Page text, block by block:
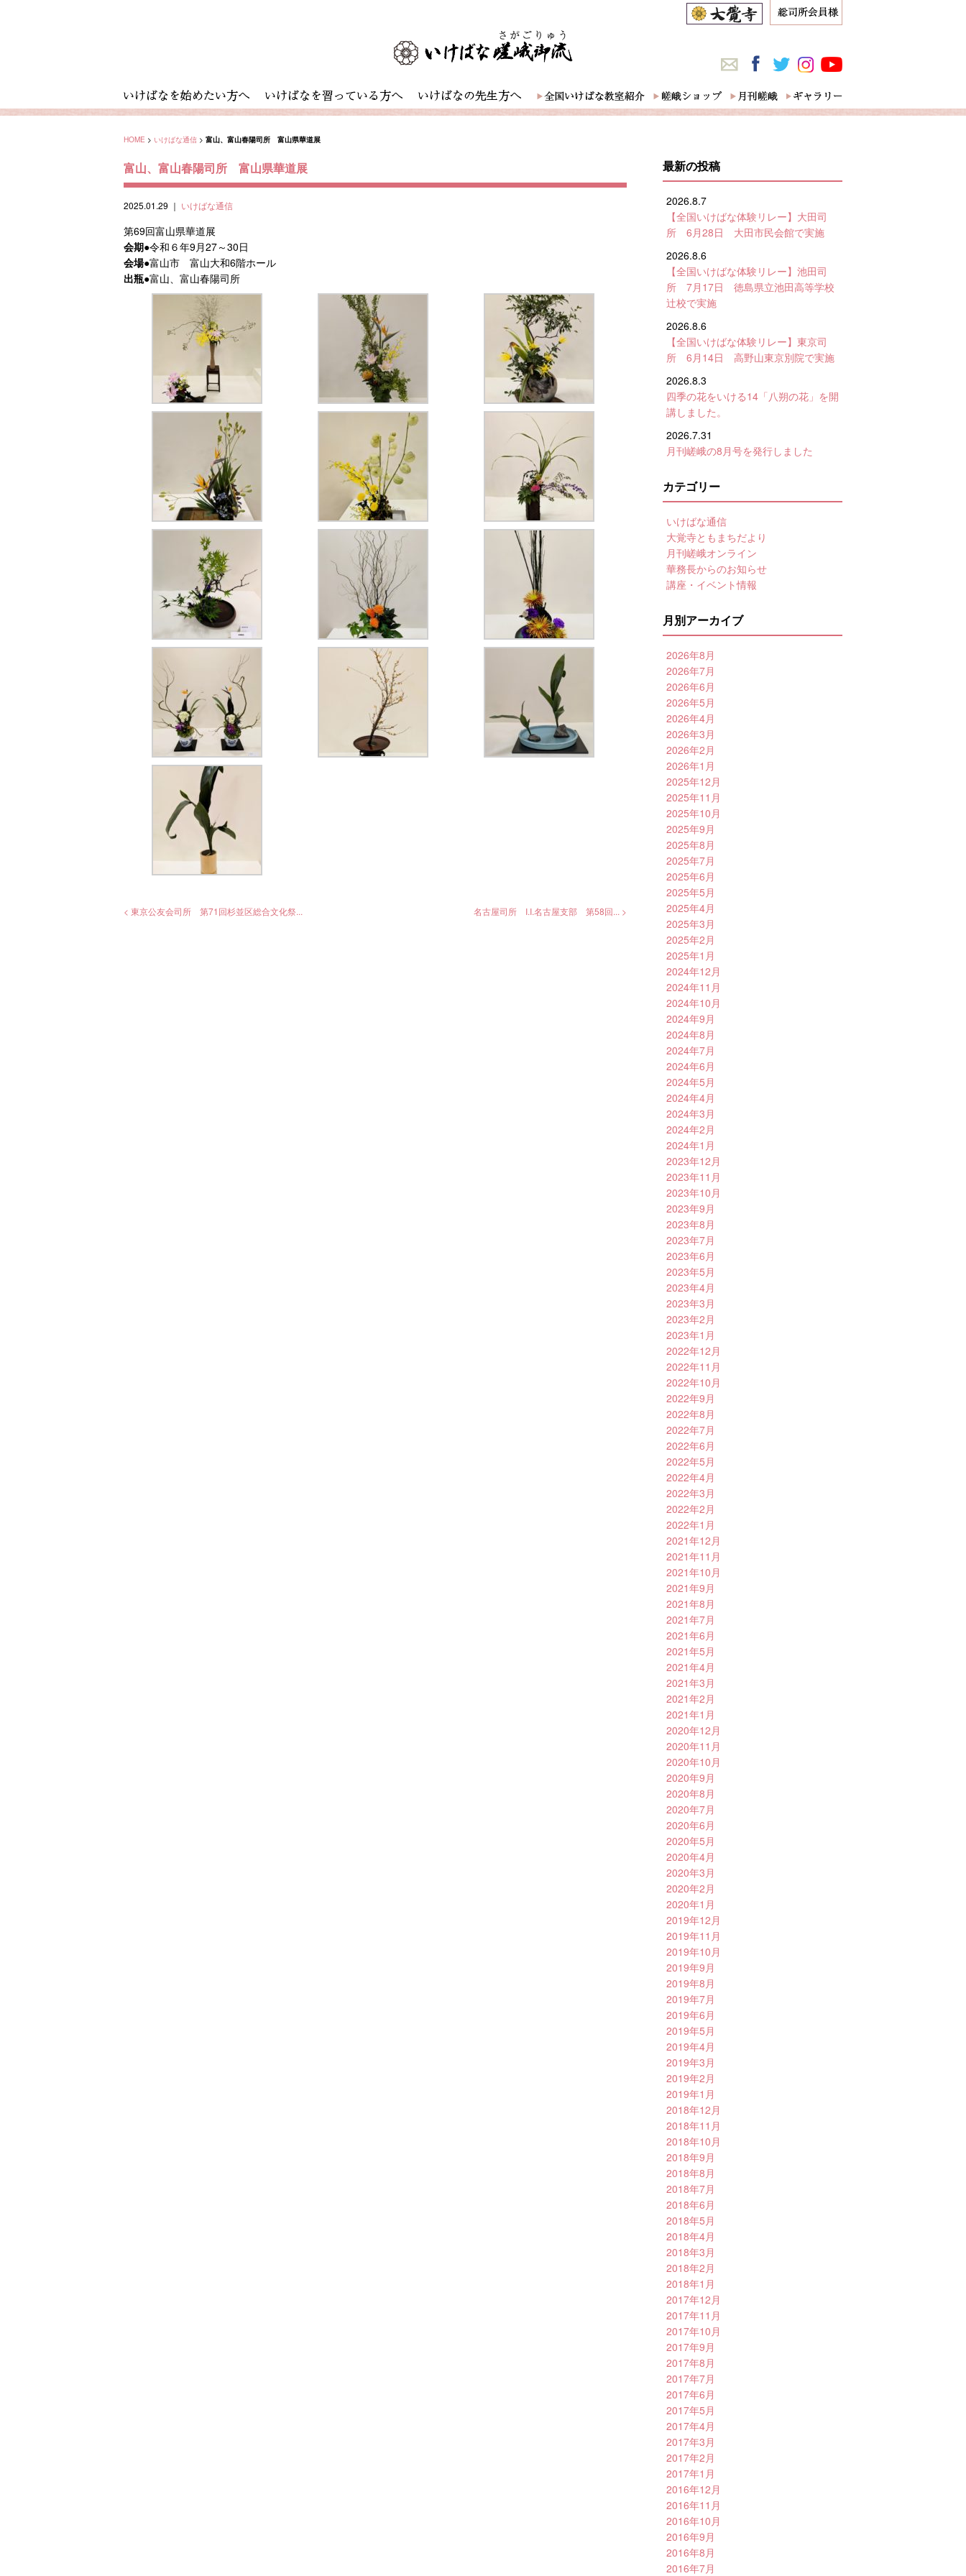
HOME > いけばな通信 > 富山、富山春陽司所 富山県華道展
富山、富山春陽司所 富山県華道展
2025.01.29 ｜ いけばな通信
第69回富山県華道展
会期●令和６年9月27～30日
会場●富山市 富山大和6階ホール
出瓶●富山、富山春陽司所
< 東京公友会司所 第71回杉並区総合文化祭... 名古屋司所 I.I.名古屋支部 第58回... >
最新の投稿
2026.8.7
【全国いけばな体験リレー】大田司
所 6月28日 大田市民会館で実施
2026.8.6
【全国いけばな体験リレー】池田司
所 7月17日 徳島県立池田高等学校
辻校で実施
2026.8.6
【全国いけばな体験リレー】東京司
所 6月14日 高野山東京別院で実施
2026.8.3
四季の花をいける14「八朔の花」を開
講しました。
2026.7.31
月刊嵯峨の8月号を発行しました
カテゴリー
いけばな通信
大覚寺ともまちだより
月刊嵯峨オンライン
華務長からのお知らせ
講座・イベント情報
月別アーカイブ
2026年8月
2026年7月
2026年6月
2026年5月
2026年4月
2026年3月
2026年2月
2026年1月
2025年12月
2025年11月
2025年10月
2025年9月
2025年8月
2025年7月
2025年6月
2025年5月
2025年4月
2025年3月
2025年2月
2025年1月
2024年12月
2024年11月
2024年10月
2024年9月
2024年8月
2024年7月
2024年6月
2024年5月
2024年4月
2024年3月
2024年2月
2024年1月
2023年12月
2023年11月
2023年10月
2023年9月
2023年8月
2023年7月
2023年6月
2023年5月
2023年4月
2023年3月
2023年2月
2023年1月
2022年12月
2022年11月
2022年10月
2022年9月
2022年8月
2022年7月
2022年6月
2022年5月
2022年4月
2022年3月
2022年2月
2022年1月
2021年12月
2021年11月
2021年10月
2021年9月
2021年8月
2021年7月
2021年6月
2021年5月
2021年4月
2021年3月
2021年2月
2021年1月
2020年12月
2020年11月
2020年10月
2020年9月
2020年8月
2020年7月
2020年6月
2020年5月
2020年4月
2020年3月
2020年2月
2020年1月
2019年12月
2019年11月
2019年10月
2019年9月
2019年8月
2019年7月
2019年6月
2019年5月
2019年4月
2019年3月
2019年2月
2019年1月
2018年12月
2018年11月
2018年10月
2018年9月
2018年8月
2018年7月
2018年6月
2018年5月
2018年4月
2018年3月
2018年2月
2018年1月
2017年12月
2017年11月
2017年10月
2017年9月
2017年8月
2017年7月
2017年6月
2017年5月
2017年4月
2017年3月
2017年2月
2017年1月
2016年12月
2016年11月
2016年10月
2016年9月
2016年8月
2016年7月